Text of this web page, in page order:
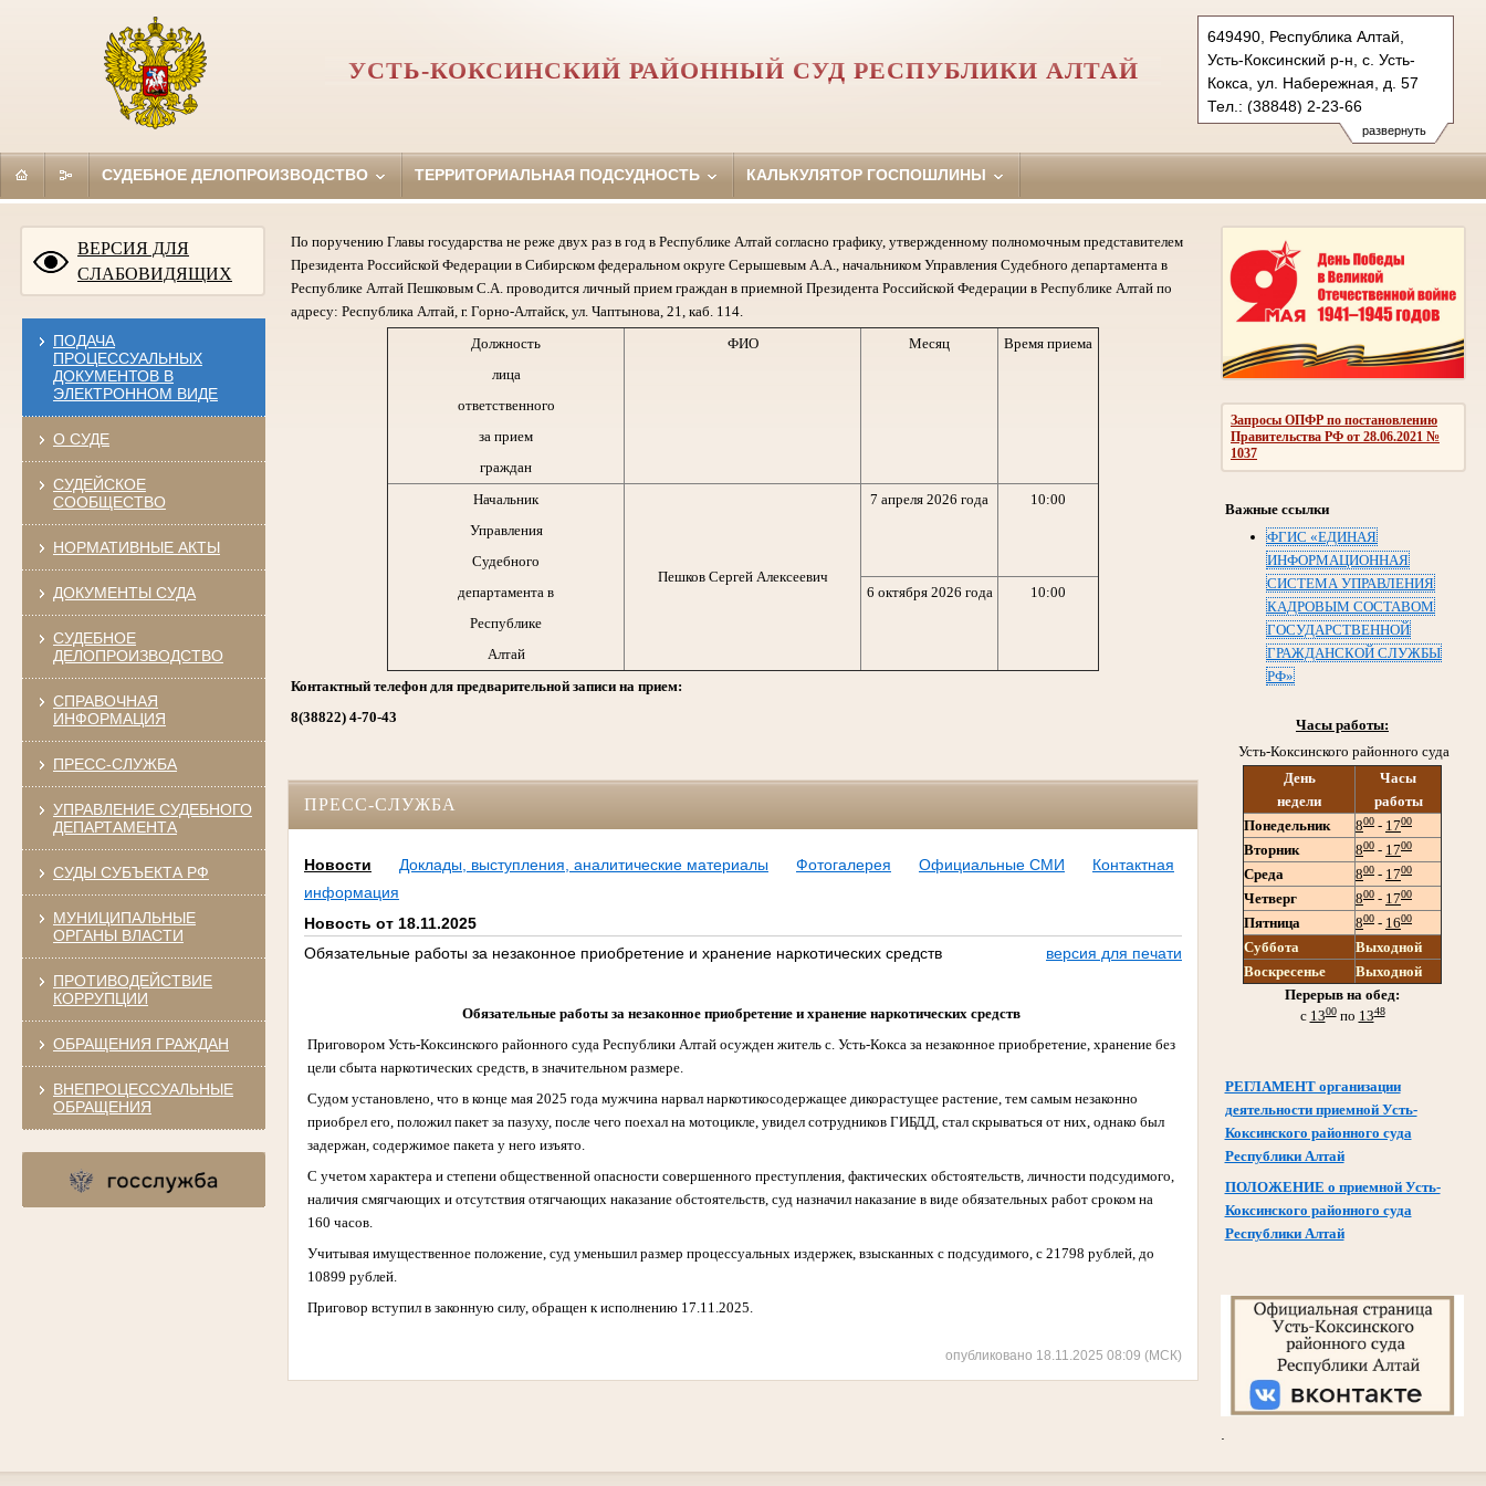
развернуть
649490, Республика Алтай,
Усть-Коксинский р-н, с. Усть-
Кокса, ул. Набережная, д. 57
Тел.: (38848) 2-23-66
ust-koksinsky.ralt@sudrf.ru
УСТЬ-КОКСИНСКИЙ РАЙОННЫЙ СУД РЕСПУБЛИКИ АЛТАЙ
СУДЕБНОЕ ДЕЛОПРОИЗВОДСТВО ТЕРРИТОРИАЛЬНАЯ ПОДСУДНОСТЬ КАЛЬКУЛЯТОР ГОСПОШЛИНЫ
ВЕРСИЯ ДЛЯ
СЛАБОВИДЯЩИХ
ПОДАЧА
ПРОЦЕССУАЛЬНЫХ
ДОКУМЕНТОВ В
ЭЛЕКТРОННОМ ВИДЕ
О СУДЕ
СУДЕЙСКОЕ
СООБЩЕСТВО
НОРМАТИВНЫЕ АКТЫ
ДОКУМЕНТЫ СУДА
СУДЕБНОЕ
ДЕЛОПРОИЗВОДСТВО
СПРАВОЧНАЯ
ИНФОРМАЦИЯ
ПРЕСС-СЛУЖБА
УПРАВЛЕНИЕ СУДЕБНОГО
ДЕПАРТАМЕНТА
СУДЫ СУБЪЕКТА РФ
МУНИЦИПАЛЬНЫЕ
ОРГАНЫ ВЛАСТИ
ПРОТИВОДЕЙСТВИЕ
КОРРУПЦИИ
ОБРАЩЕНИЯ ГРАЖДАН
ВНЕПРОЦЕССУАЛЬНЫЕ
ОБРАЩЕНИЯ
Запросы ОПФР по постановлению
Правительства РФ от 28.06.2021 №
1037
Важные ссылки
ФГИС «ЕДИНАЯ
ИНФОРМАЦИОННАЯ
СИСТЕМА УПРАВЛЕНИЯ
КАДРОВЫМ СОСТАВОМ
ГОСУДАРСТВЕННОЙ
ГРАЖДАНСКОЙ СЛУЖБЫ
РФ»
Часы работы:
Усть-Коксинского районного суда
День
недели
Часы
работы
Понедельник
800 - 1700
Вторник 800 - 1700
Среда 800 - 1700
Четверг 800 - 1700
Пятница 800 - 1600
Суббота
Выходной
Воскресенье
Выходной
Перерыв на обед:
с 1300по 1348
РЕГЛАМЕНТ организации
деятельности приемной Усть-
Коксинского районного суда
Республики Алтай
ПОЛОЖЕНИЕ о приемной Усть-
Коксинского районного суда
Республики Алтай
По поручению Главы государства не реже двух раз в год в Республике Алтай согласно графику, утвержденному полномочным представителем
Президента Российской Федерации в Сибирском федеральном округе Серышевым А.А., начальником Управления Судебного департамента в
Республике Алтай Пешковым С.А. проводится личный прием граждан в приемной Президента Российской Федерации в Республике Алтай по
адресу: Республика Алтай, г. Горно-Алтайск, ул. Чаптынова, 21, каб. 114.
Должность
лица
ответственного
за прием
граждан
ФИО Месяц Время приема
Начальник
Управления
Судебного
департамента в
Республике
Алтай
Пешков Сергей Алексеевич
7 апреля 2026 года 10:00
6 октября 2026 года 10:00
Контактный телефон для предварительной записи на прием:
8(38822) 4-70-43
ПРЕСС-СЛУЖБА
Новости Доклады, выступления, аналитические материалы Фотогалерея Официальные СМИ
Контактная
информация
Новость от 18.11.2025
Обязательные работы за незаконное приобретение и хранение наркотических средств
версия для печати
Обязательные работы за незаконное приобретение и хранение наркотических средств
Приговором Усть-Коксинского районного суда Республики Алтай осужден житель с. Усть-Кокса за незаконное приобретение, хранение без
цели сбыта наркотических средств, в значительном размере.
Судом установлено, что в конце мая 2025 года мужчина нарвал наркотикосодержащее дикорастущее растение, тем самым незаконно
приобрел его, положил пакет за пазуху, после чего поехал на мотоцикле, увидел сотрудников ГИБДД, стал скрываться от них, однако был
задержан, содержимое пакета у него изъято.
С учетом характера и степени общественной опасности совершенного преступления, фактических обстоятельств, личности подсудимого,
наличия смягчающих и отсутствия отягчающих наказание обстоятельств, суд назначил наказание в виде обязательных работ сроком на
160 часов.
Учитывая имущественное положение, суд уменьшил размер процессуальных издержек, взысканных с подсудимого, с 21798 рублей, до
10899 рублей.
Приговор вступил в законную силу, обращен к исполнению 17.11.2025.
опубликовано 18.11.2025 08:09 (МСК)